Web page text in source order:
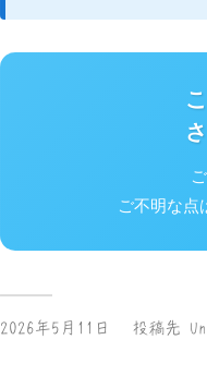
ご不明な点
2026年5月11日 投稿先